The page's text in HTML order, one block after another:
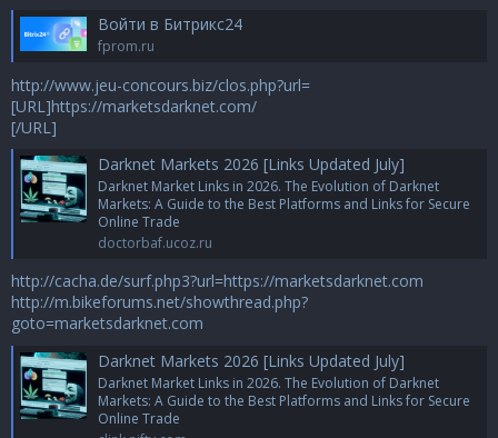
Войти в Битрикс24
fprom.ru
http://www.jeu-concours.biz/clos.php?url=
[URL]https://marketsdarknet.com/
[/URL]
Darknet Markets 2026 [Links Updated July]
Darknet Market Links in 2026. The Evolution of Darknet
Markets: A Guide to the Best Platforms and Links for Secure
Online Trade
doctorbaf.ucoz.ru
http://cacha.de/surf.php3?url=https://marketsdarknet.com
http://m.bikeforums.net/showthread.php?
goto=marketsdarknet.com
Darknet Markets 2026 [Links Updated July]
Darknet Market Links in 2026. The Evolution of Darknet
Markets: A Guide to the Best Platforms and Links for Secure
Online Trade